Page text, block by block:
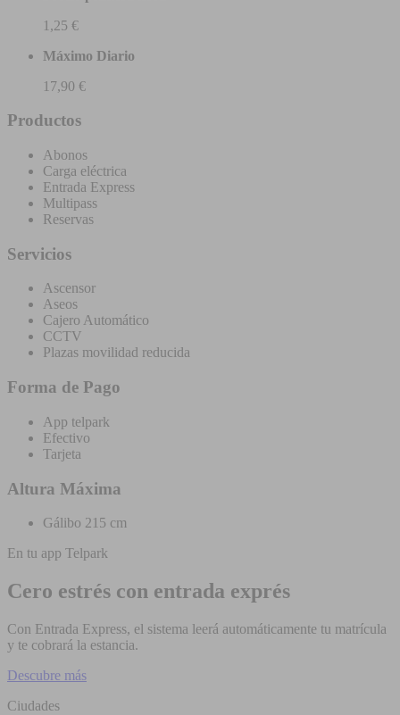
1,25 €
Máximo Diario
17,90 €
Productos
Abonos
Carga eléctrica
Entrada Express
Multipass
Reservas
Servicios
Ascensor
Aseos
Cajero Automático
CCTV
Plazas movilidad reducida
Forma de Pago
App telpark
Efectivo
Tarjeta
Altura Máxima
Gálibo 215 cm
En tu app Telpark
Cero estrés con entrada exprés
Con Entrada Express, el sistema leerá automáticamente tu matrícula
y te cobrará la estancia.
Descubre más
Ciudades